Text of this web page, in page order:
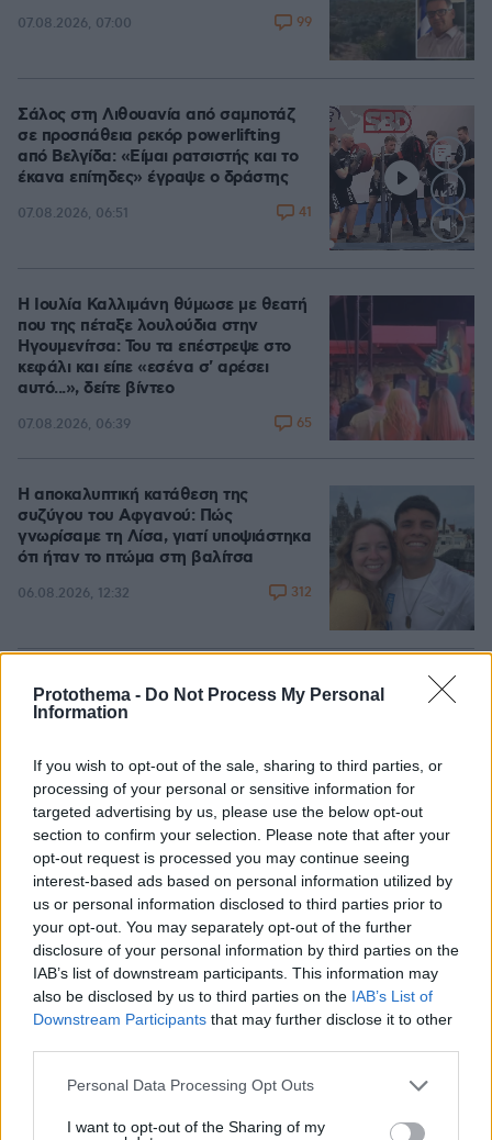
Protothema - Do Not Process My Personal
Information
If you wish to opt-out of the sale, sharing to third parties, or
processing of your personal or sensitive information for
targeted advertising by us, please use the below opt-out
section to confirm your selection. Please note that after your
opt-out request is processed you may continue seeing
interest-based ads based on personal information utilized by
us or personal information disclosed to third parties prior to
your opt-out. You may separately opt-out of the further
disclosure of your personal information by third parties on the
IAB’s list of downstream participants. This information may
also be disclosed by us to third parties on the IAB’s List of
Downstream Participants that may further disclose it to other
Please note that this website/app uses one or more Google
not limited to your visit or usage behaviour. You may click to
Personal Data Processing Opt Outs
I want to opt-out of the Sharing of my
07.08.2026, 07:00 99
Loaded
Σάλος στη Λιθουανία από σαμποτάζ
σε προσπάθεια ρεκόρ powerlifting
από Βελγίδα: «Είμαι ρατσιστής και το
έκανα επίτηδες» έγραψε ο δράστης
07.08.2026, 06:51 41
Η Ιουλία Καλλιμάνη θύμωσε με θεατή
που της πέταξε λουλούδια στην
Ηγουμενίτσα: Του τα επέστρεψε στο
κεφάλι και είπε «εσένα σ' αρέσει
αυτό...», δείτε βίντεο
07.08.2026, 06:39 65
Η αποκαλυπτική κατάθεση της
συζύγου του Αφγανού: Πώς
γνωρίσαμε τη Λίσα, γιατί υποψιάστηκα
ότι ήταν το πτώμα στη βαλίτσα
06.08.2026, 12:32 312
Ο Γιάννης Στάνκογλου δημοσίευσε
φωτογραφία του από το παρελθόν με
07.08.2026, 09:09 10
Games
Cut The Rope Northern Heights Candy